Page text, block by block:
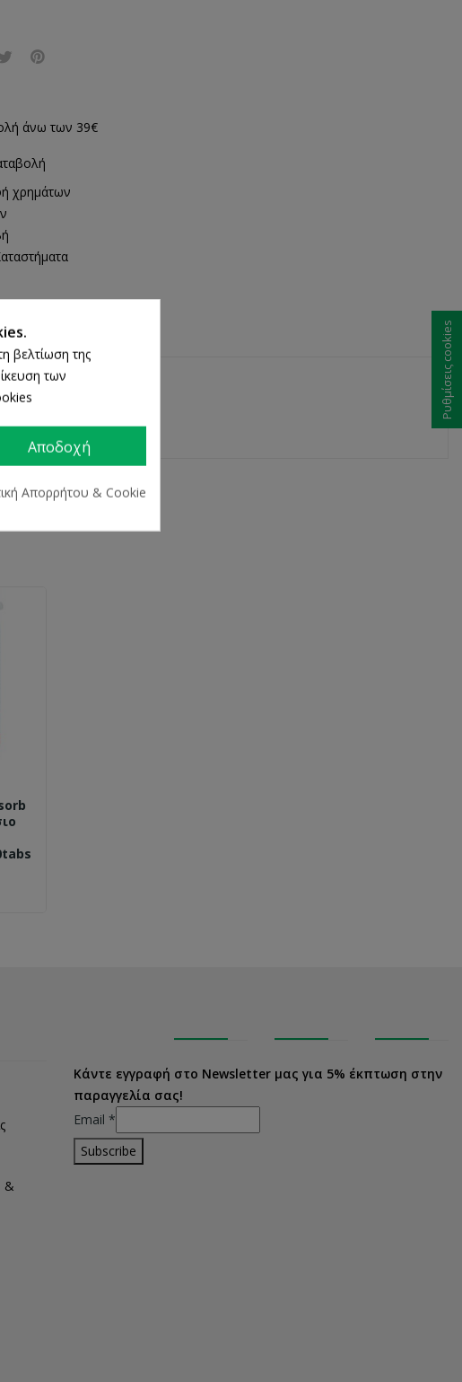
άνω των 39€
χρημάτων
&
Κάντε εγγραφή στο Newsletter μας για 5% έκπτωση στην
παραγγελία σας!
Email *
βελτίωση της
των
Αποδοχή
Απορρήτου & Cookie
Ρυθμίσεις cookies